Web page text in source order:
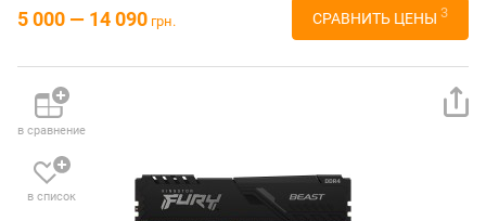
5 000 — 14 090 грн. СРАВНИТЬ ЦЕНЫ 3
в сравнение
в список